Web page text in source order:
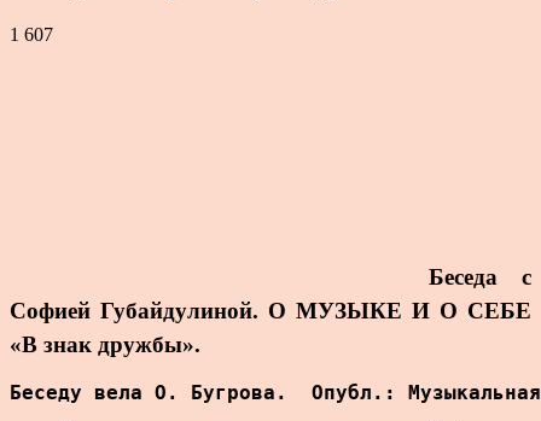
1 607
Беседа с
Софией Губайдулиной. О МУЗЫКЕ И О СЕБЕ
«В знак дружбы».
Беседу вела О. Бугрова.  Опубл.: